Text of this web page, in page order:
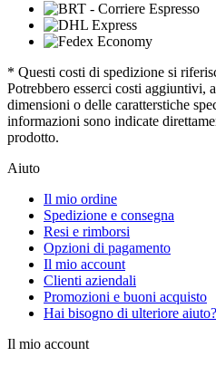
* Questi costi di spedizione si
Potrebbero esserci costi aggiuntivi,
dimensioni o delle caratterstiche
informazioni sono indicate
prodotto.
Aiuto
Il mio ordine
Spedizione e consegna
Resi e rimborsi
Opzioni di pagamento
Il mio account
Clienti aziendali
Promozioni e buoni acquisto
Hai bisogno di ulteriore aiuto?
Il mio account